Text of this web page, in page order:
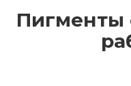
Пигменты